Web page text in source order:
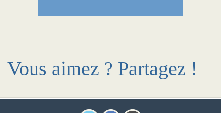
Vous aimez ? Partagez !